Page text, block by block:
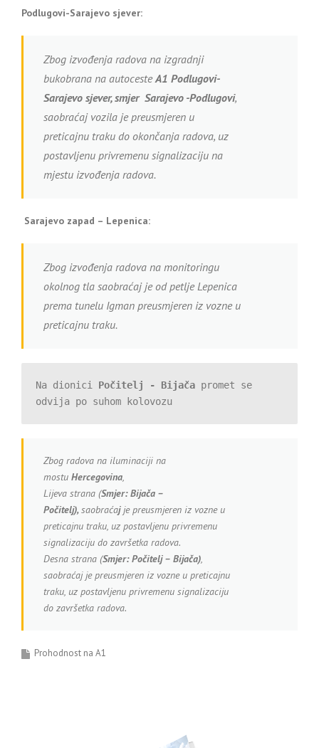
Podlugovi-Sarajevo sjever:
Zbog izvođenja radova na izgradnji
bukobrana na autocesteA1 Podlugovi-
Sarajevo sjever, smjer Sarajevo -Podlugovi,
saobraćaj vozila je preusmjeren u
preticajnu traku do okončanja radova, uz
postavljenu privremenu signalizaciju na
mjestu izvođenja radova.
Sarajevo zapad – Lepenica:
Zbog izvođenja radova na monitoringu
okolnog tla saobraćaj je od petlje Lepenica
prema tunelu Igman preusmjeren iz vozne u
preticajnu traku.
Na dionici Počitelj - Bijača promet se
odvija po suhom kolovozu
Zbog radova na iluminaciji na
mostu Hercegovina,
Lijeva strana (Smjer: Bijača –
Počitelj),saobraćajje preusmjeren iz vozne u
preticajnu traku, uz postavljenu privremenu
signalizaciju do završetka radova.
Desna strana (Smjer: Počitelj – Bijača),
saobraćaj je preusmjeren iz vozne u preticajnu
traku, uz postavljenu privremenu signalizaciju
do završetka radova.
Prohodnost na A1